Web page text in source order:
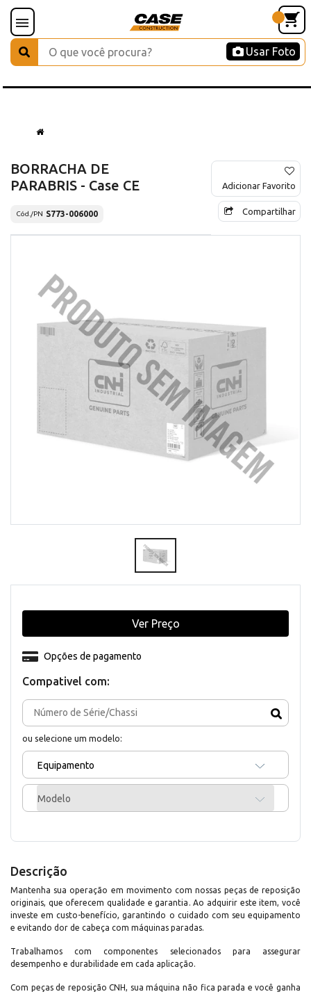
Usar Foto
BORRACHA DE
PARABRIS - Case CE
Cód./PN S773-006000
Adicionar Favorito
Compartilhar
Compativel com:
ou selecione um modelo:
Equipamento
Modelo
Opções de pagamento
Ver Preço
Descrição
Mantenha sua operação em movimento com nossas peças de reposição
originais, que oferecem qualidade e garantia. Ao adquirir este item, você
investe em custo-benefício, garantindo o cuidado com seu equipamento
e evitando dor de cabeça com máquinas paradas.
Trabalhamos com componentes selecionados para assegurar
desempenho e durabilidade em cada aplicação.
Com peças de reposição CNH, sua máquina não fica parada e você ganha